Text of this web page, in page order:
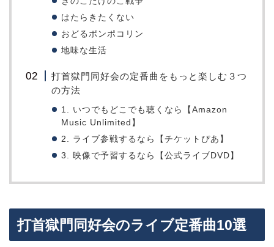
はたらきたくない
おどるポンポコリン
地味な生活
打首獄門同好会の定番曲をもっと楽しむ３つ
の方法
1. いつでもどこでも聴くなら【Amazon
Music Unlimited】
2. ライブ参戦するなら【チケットぴあ】
3. 映像で予習するなら【公式ライブDVD】
打首獄門同好会のライブ定番曲10選